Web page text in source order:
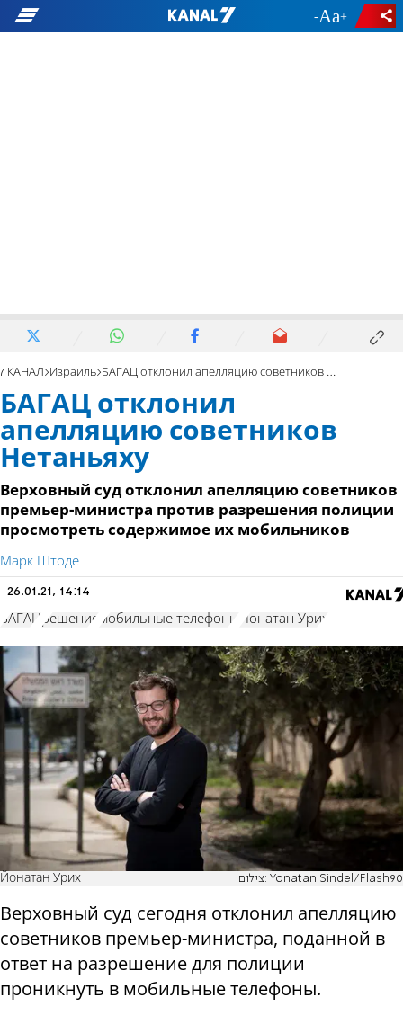
- +
7 КАНАЛ Израиль БАГАЦ отклонил апелляцию советников Нетаньяху
БАГАЦ отклонил
апелляцию советников
Нетаньяху
Верховный суд отклонил апелляцию советников
премьер-министра против разрешения полиции
просмотреть содержимое их мобильников
Марк Штоде
26.01.21, 14:14
БАГАЦ решение мобильные телефоны Йонатан Урих
Йонатан Урих צילום: Yonatan Sindel/Flash90
Верховный суд сегодня отклонил апелляцию
советников премьер-министра, поданной в
ответ на разрешение для полиции
проникнуть в мобильные телефоны.